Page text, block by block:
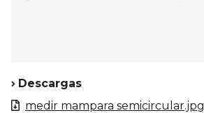
Descargas
medir mampara semicircular.jpg